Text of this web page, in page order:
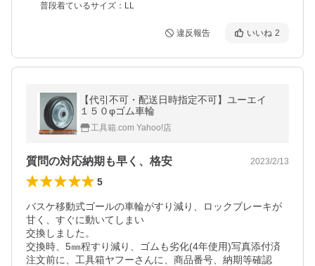
普段着ているサイズ：LL
違反報告 いいね 2
【代引不可・配送日時指定不可】ユーエイ
１５０φゴム車輪
工具箱.com Yahoo!店
質問の対応納期も早く、格安 2023/2/13
5
バスケ移動式ゴールの車輪がすり減り、ロックブレーキが
甘く、すぐに動いてしまい
交換しました。
交換時、5㎜程すり減り、ゴムも劣化(4年使用)写真添付済
注文前に、工具箱ヤフーさんに、商品番号、納期等確認